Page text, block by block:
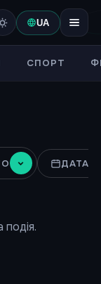
UA
СПОРТ
ДАТА